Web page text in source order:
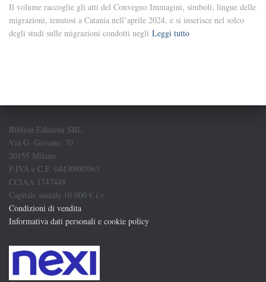
Il volume raccoglie gli atti del Convegno Immagini, simboli, lingue delle
migrazioni, tenutosi a Catania nell’aprile 2024, e si inserisce nel solco
degli studi sulle migrazioni condotti negli Leggi tutto
Biblion Edizioni SRL
Via G. Govone, 70
20155 Milano
P.IVA e C.F. 04430980963
CCIAA 1747448
Capitale sociale 10.000 € i.v.
Condizioni di vendita
Informativa dati personali e cookie policy